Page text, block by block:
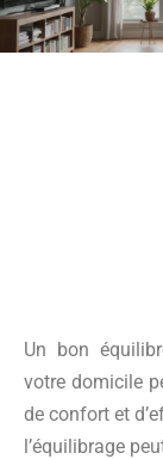
Un bon
votre domicile
de confort et
l’équilibrage